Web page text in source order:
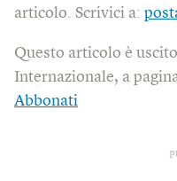
articolo. Scrivici a:
Questo articolo è
Internazionale, a
Abbonati